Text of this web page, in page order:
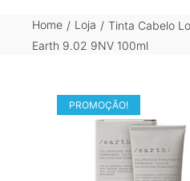
Home / Loja / Tinta Cabelo
Earth 9.02 9NV 100ml
PROMOÇÃO!